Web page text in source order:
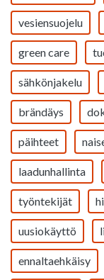
vesiensuojelu
green care
sähkönjakelu
brändäys
päihteet
laadunhallinta
työntekijät
uusiokäyttö
ennaltaehkäisy